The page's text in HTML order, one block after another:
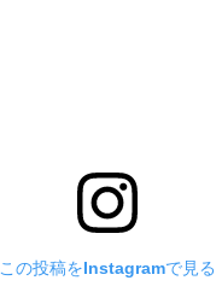
この投稿をInstagramで見る